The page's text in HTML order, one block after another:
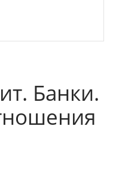
Банки.